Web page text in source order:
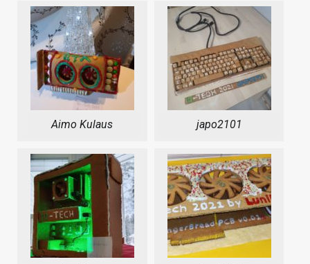
Aimo Kulaus japo2101